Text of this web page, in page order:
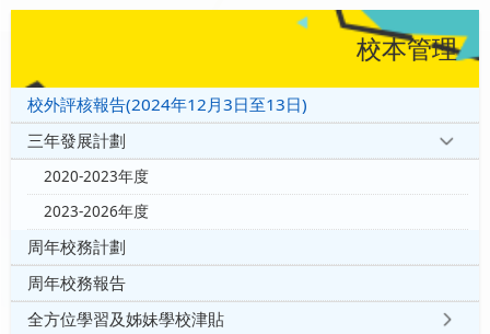
校本管理
校外評核報告(2024年12月3日至13日)
三年發展計劃
2020-2023年度
2023-2026年度
周年校務計劃
周年校務報告
全方位學習及姊妹學校津貼